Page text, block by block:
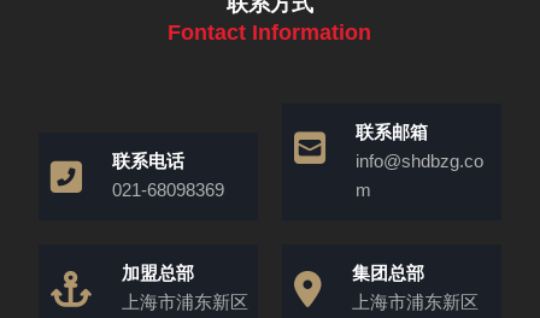
Fontact Information
联系电话
021-68098369
联系邮箱
info@shdbzg.co
m
加盟总部
上海市浦东新区
集团总部
上海市浦东新区